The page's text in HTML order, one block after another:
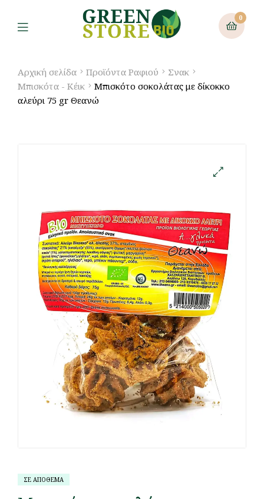
0
Αρχική σελίδα Προϊόντα Ραφιού
Σνακ
Μπισκότα - Κέικ
Μπισκότο σοκολάτας με δίκοκκο
αλεύρι 75 gr Θεανώ
ΣΕ ΑΠΟΘΕΜΑ